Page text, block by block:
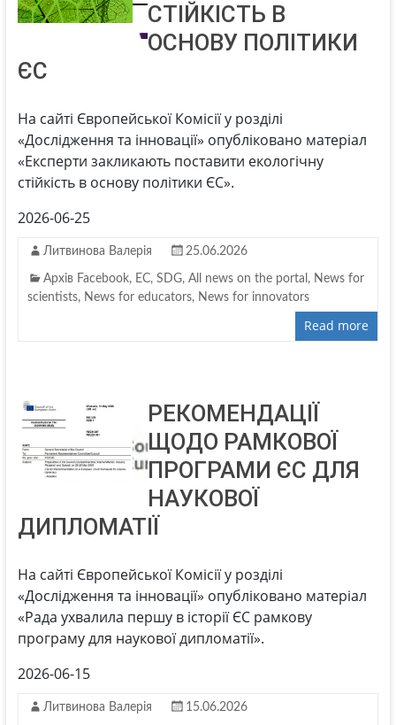
СТІЙКІСТЬ В
ОСНОВУ ПОЛІТИКИ
ЄС
На сайті Європейської Комісії у розділі
«Дослідження та інновації» опубліковано матеріал
«Експерти закликають поставити екологічну
стійкість в основу політики ЄС».
2026-06-25
Литвинова Валерія 25.06.2026
Архів Facebook, EC, SDG, All news on the portal , News for
scientists, News for educators, News for innovators
Read more
РЕКОМЕНДАЦІЇ
ЩОДО РАМКОВОЇ
ПРОГРАМИ ЄС ДЛЯ
НАУКОВОЇ
ДИПЛОМАТІЇ
На сайті Європейської Комісії у розділі
«Дослідження та інновації» опубліковано матеріал
«Рада ухвалила першу в історії ЄС рамкову
програму для наукової дипломатії».
2026-06-15
Литвинова Валерія 15.06.2026